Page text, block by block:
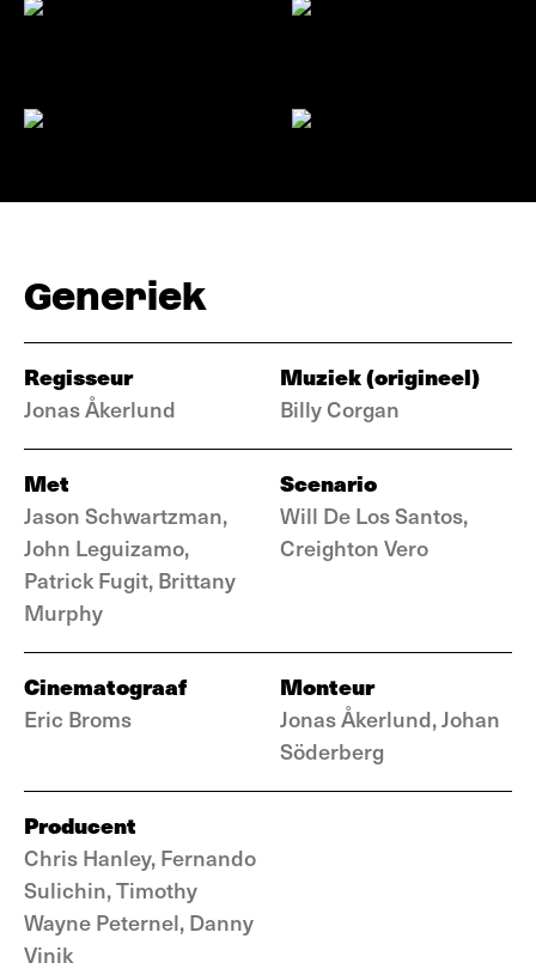
Generiek
Regisseur
Jonas Åkerlund
Muziek (origineel)
Billy Corgan
Met
Jason Schwartzman,
John Leguizamo,
Patrick Fugit, Brittany
Murphy
Scenario
Will De Los Santos,
Creighton Vero
Cinematograaf
Eric Broms
Monteur
Jonas Åkerlund, Johan
Söderberg
Producent
Chris Hanley, Fernando
Sulichin, Timothy
Wayne Peternel, Danny
Vinik